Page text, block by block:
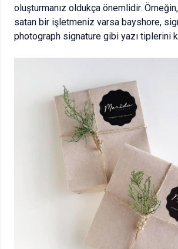
oluşturmanız oldukça önemlidir.
satan bir işletmeniz varsa bayshore,
photograph signature gibi yazı tiplerini